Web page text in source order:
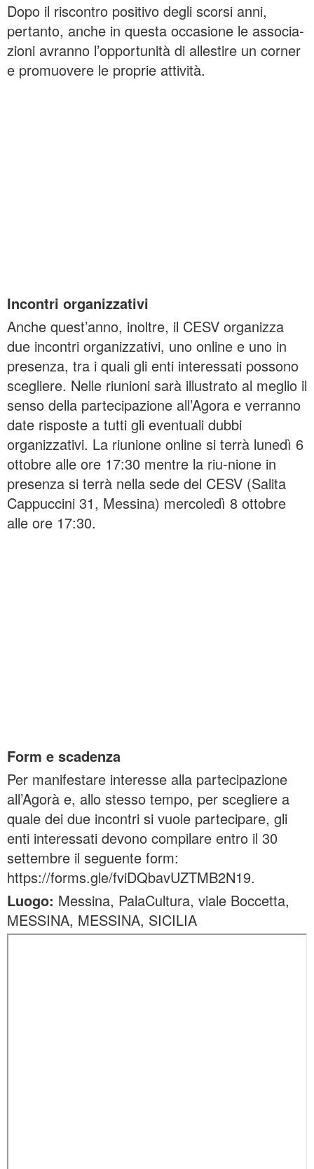
Dopo il riscontro positivo degli scorsi anni,
pertanto, anche in questa occasione le associa-
zioni avranno l’opportunità di allestire un corner
e promuovere le proprie attività.
Incontri organizzativi
Anche quest’anno, inoltre, il CESV organizza
due incontri organizzativi, uno online e uno in
presenza, tra i quali gli enti interessati possono
scegliere. Nelle riunioni sarà illustrato al meglio il
senso della partecipazione all’Agora e verranno
date risposte a tutti gli eventuali dubbi
organizzativi. La riunione online si terrà lunedì 6
ottobre alle ore 17:30 mentre la riu-nione in
presenza si terrà nella sede del CESV (Salita
Cappuccini 31, Messina) mercoledì 8 ottobre
alle ore 17:30.
Form e scadenza
Per manifestare interesse alla partecipazione
all’Agorà e, allo stesso tempo, per scegliere a
quale dei due incontri si vuole partecipare, gli
enti interessati devono compilare entro il 30
settembre il seguente form:
https://forms.gle/fviDQbavUZTMB2N19.
Luogo: Messina, PalaCultura, viale Boccetta,
MESSINA, MESSINA, SICILIA